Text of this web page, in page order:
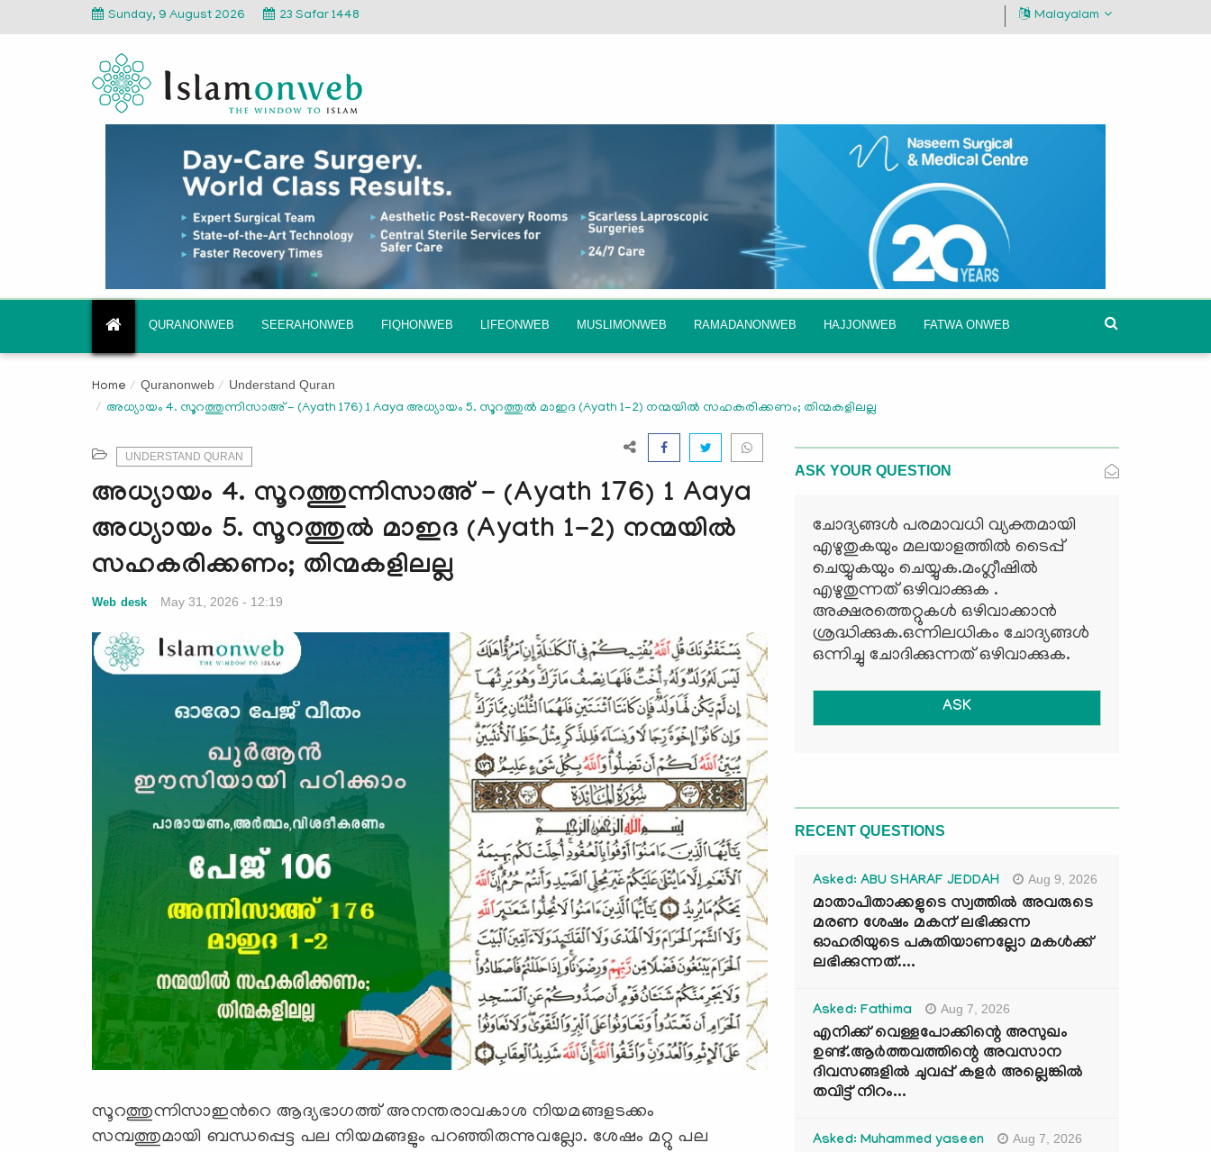
Sunday, 9 August 2026 23 Safar 1448 Malayalam
QURANONWEB SEERAHONWEB FIQHONWEB LIFEONWEB MUSLIMONWEB RAMADANONWEB HAJJONWEB FATWA ONWEB
Home Quranonweb Understand Quran
അധ്യായം 4. സൂറത്തുന്നിസാഅ് - (Ayath 176) 1 Aaya അധ്യായം 5. സൂറത്തുല്‍ മാഇദ (Ayath 1-2) നന്മയില്‍ സഹകരിക്കണം; തിന്മകളിലല്ല
UNDERSTAND QURAN
അധ്യായം 4. സൂറത്തുന്നിസാഅ് - (Ayath 176) 1 Aaya
അധ്യായം 5. സൂറത്തുല്‍ മാഇദ (Ayath 1-2) നന്മയില്‍
സഹകരിക്കണം; തിന്മകളിലല്ല
Web desk May 31, 2026 - 12:19
സൂറത്തുന്നിസാഇന്‍റെ ആദ്യഭാഗത്ത് അനന്തരാവകാശ നിയമങ്ങളടക്കം
സമ്പത്തുമായി ബന്ധപ്പെട്ട പല നിയമങ്ങളും പറഞ്ഞിരുന്നുവല്ലോ. ശേഷം മറ്റു പല
ASK YOUR QUESTION
ചോദ്യങ്ങള്‍ പരമാവധി വ്യക്തമായി
എഴുതുകയും മലയാളത്തില്‍ ടൈപ്പ്
ചെയ്യുകയും ചെയ്യുക.മംഗ്ലീഷില്‍
എഴുതുന്നത് ഒഴിവാക്കുക .
അക്ഷരത്തെറ്റുകള്‍ ഒഴിവാക്കാന്‍
ശ്രദ്ധിക്കുക.ഒന്നിലധികം ചോദ്യങ്ങള്‍
ഒന്നിച്ചു ചോദിക്കുന്നത് ഒഴിവാക്കുക.
ASK
RECENT QUESTIONS
Asked: ABU SHARAF JEDDAH Aug 9, 2026
മാതാപിതാക്കളുടെ സ്വത്തിൽ അവരുടെ
മരണ ശേഷം മകന് ലഭിക്കുന്ന
ഓഹരിയുടെ പകുതിയാണല്ലോ മകൾക്ക്
ലഭിക്കുന്നത്....
Asked: Fathima Aug 7, 2026
എനിക്ക് വെള്ളപോക്കിന്റെ അസുഖം
ഉണ്ട്.ആർത്തവത്തിന്റെ അവസാന
ദിവസങ്ങളിൽ ചുവപ്പ് കളർ അല്ലെങ്കിൽ
തവിട്ട് നിറം...
Asked: Muhammed yaseen Aug 7, 2026